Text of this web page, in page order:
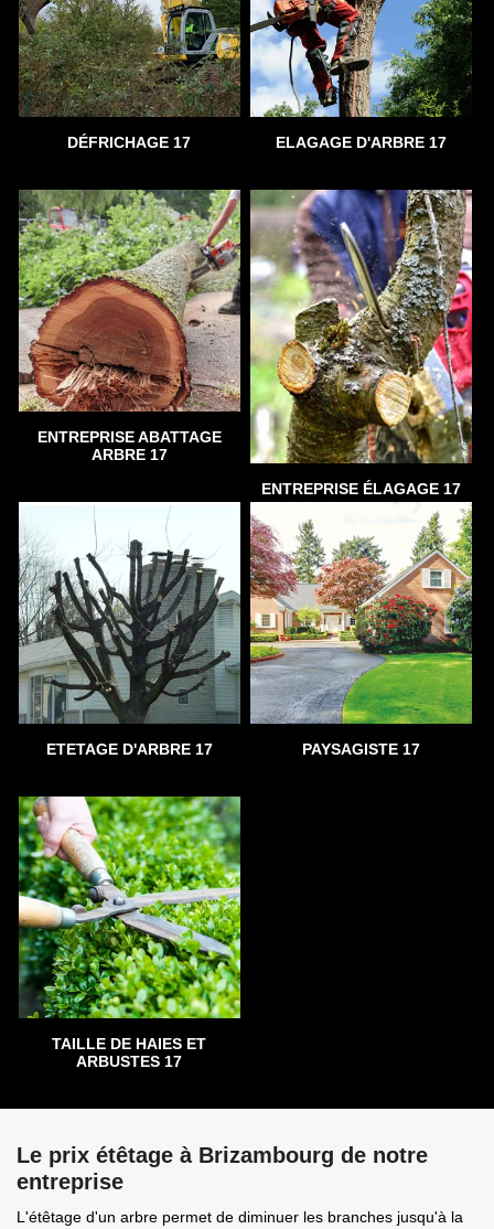
DÉFRICHAGE 17 ELAGAGE D'ARBRE 17
ENTREPRISE ABATTAGE
ARBRE 17
ENTREPRISE ÉLAGAGE 17
ETETAGE D'ARBRE 17 PAYSAGISTE 17
TAILLE DE HAIES ET
ARBUSTES 17
Le prix étêtage à Brizambourg de notre
entreprise
L'étêtage d'un arbre permet de diminuer les branches jusqu'à la